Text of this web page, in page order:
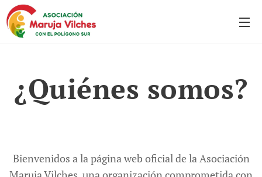
¿Quiénes somos?
Bienvenidos a la página web oficial de la Asociación